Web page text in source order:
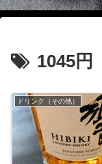
1045円
ドリンク（その他）